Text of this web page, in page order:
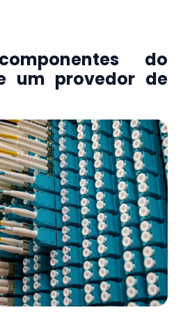
do
um provedor de